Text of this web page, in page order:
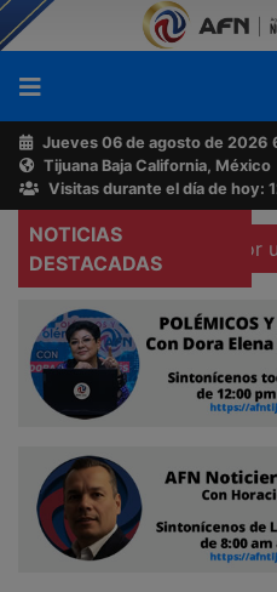
Jueves 06 de agosto de 2026
Tijuana Baja California, México
Visitas durante el día de hoy:
NOTICIAS
DESTACADAS
colonias por una falla
Buscador
Acerca
de
AFN
Ventas
Contacto
Reportero
Ciudadano